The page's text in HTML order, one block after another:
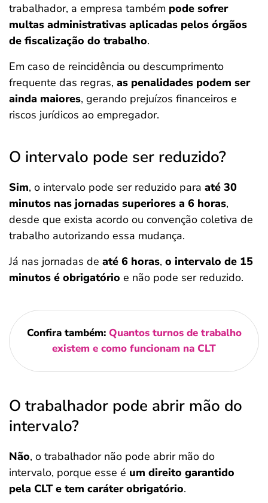
trabalhador, a empresa também pode sofrer
multas administrativas aplicadas pelos órgãos
de fiscalização do trabalho.
Em caso de reincidência ou descumprimento
frequente das regras, as penalidades podem ser
ainda maiores, gerando prejuízos financeiros e
riscos jurídicos ao empregador.
O intervalo pode ser reduzido?
Sim, o intervalo pode ser reduzido para até 30
minutos nas jornadas superiores a 6 horas,
desde que exista acordo ou convenção coletiva de
trabalho autorizando essa mudança.
Já nas jornadas de até 6 horas, o intervalo de 15
minutos é obrigatório e não pode ser reduzido.
Confira também: Quantos turnos de trabalho
existem e como funcionam na CLT
O trabalhador pode abrir mão do
intervalo?
Não, o trabalhador não pode abrir mão do
intervalo, porque esse é um direito garantido
pela CLT e tem caráter obrigatório.